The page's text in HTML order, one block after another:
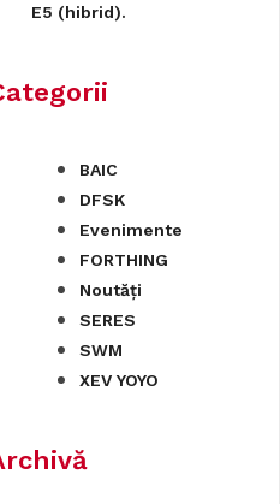
E5 (hibrid).
BAIC
DFSK
Evenimente
FORTHING
Noutăți
SERES
SWM
XEV YOYO